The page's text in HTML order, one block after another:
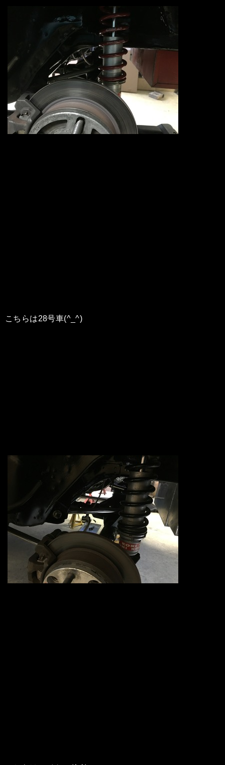
こちらは28号車(^_^)